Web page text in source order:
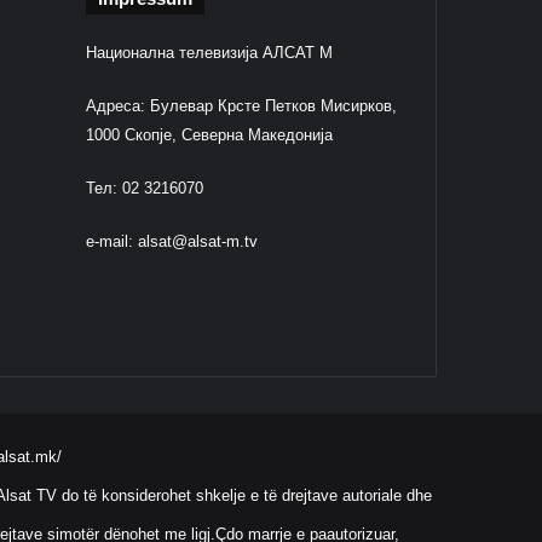
Национална телевизија АЛСАТ М
Адреса: Булевар Крсте Петков Мисирков,
1000 Скопје, Северна Македонија
Тел: 02 3216070
e-mail: alsat@alsat-m.tv
TV do të konsiderohet shkelje e të drejtave autoriale dhe
simotër dënohet me ligj.Çdo marrje e paautorizuar,